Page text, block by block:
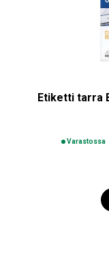
Etiketti tarra
Varastossa